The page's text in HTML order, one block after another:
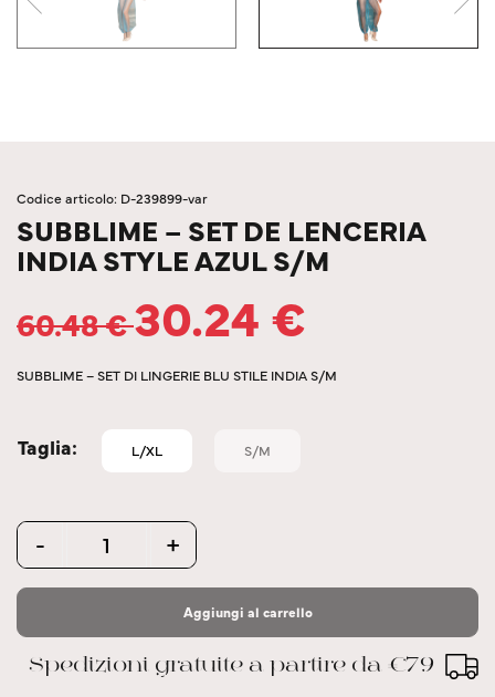
Codice articolo: D-239899-var
SUBBLIME – SET DE LENCERIA
INDIA STYLE AZUL S/M
60.48€30.24€
SUBBLIME – SET DI LINGERIE BLU STILE INDIA S/M
Taglia L/XL S/M
Quantity
- +
Aggiungi al carrello
Spedizioni gratuite a partire da €79